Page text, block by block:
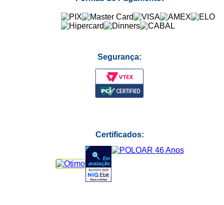
Segurança:
Certificados: